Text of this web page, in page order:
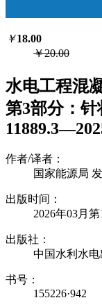
￥18.00
￥20.00
水电工程混
第3部分：
作者/译者：
国家能源局
出版时间：
2026年03月
出版社：
中国水利水电
书号：
155226·942